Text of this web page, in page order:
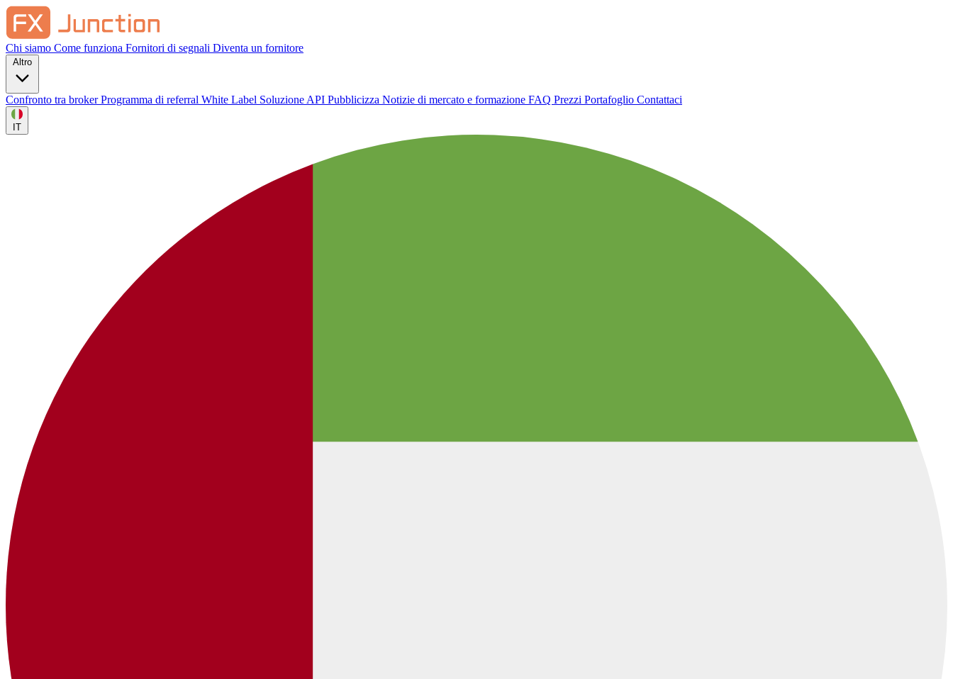
Chi siamo Come funziona Fornitori di segnali Diventa un fornitore
Confronto tra brokerProgramma di referral White Label Soluzione API Pubblicizza Notizie di mercato e formazione FAQ Prezzi Portafoglio Contattaci
IT